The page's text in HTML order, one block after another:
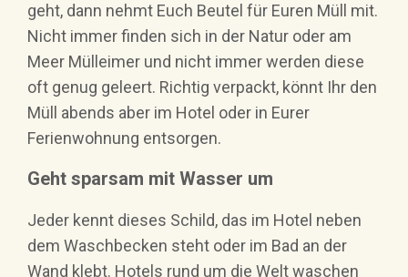
geht, dann nehmt Euch Beutel für Euren Müll mit.
Nicht immer finden sich in der Natur oder am
Meer Mülleimer und nicht immer werden diese
oft genug geleert. Richtig verpackt, könnt Ihr den
Müll abends aber im Hotel oder in Eurer
Ferienwohnung entsorgen.
Geht sparsam mit Wasser um
Jeder kennt dieses Schild, das im Hotel neben
dem Waschbecken steht oder im Bad an der
Wand klebt. Hotels rund um die Welt waschen